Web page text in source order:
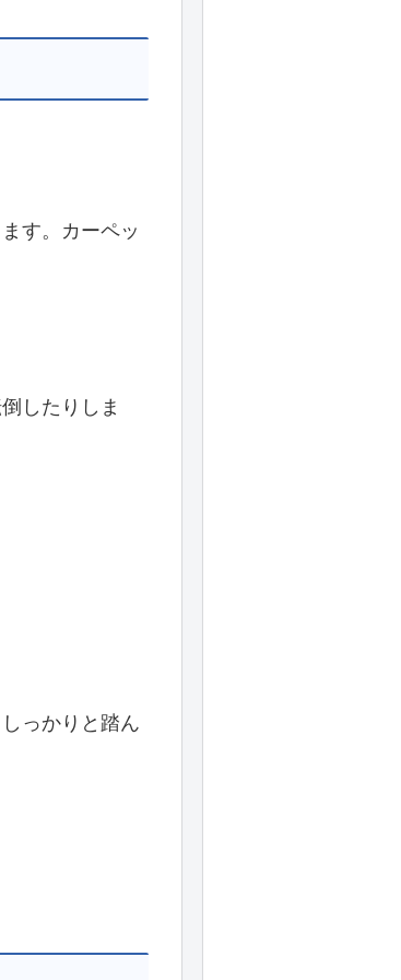
す。カーペッ
したりしま
っかりと踏ん